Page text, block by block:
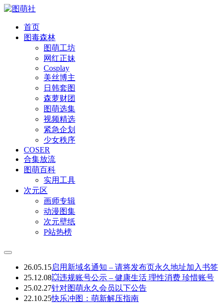
首页
图毒森林
图萌工坊
网红正妹
Cosplay
美丝博主
日韩套图
森萝财团
图萌选集
视频精选
紧急企划
少女秩序
COSER
合集放流
图萌百科
实用工具
次元区
画师专辑
动漫图集
次元壁纸
P站热榜
26.05.15启用新域名通知 – 请将发布页永久地址加入书签
25.12.08💥违规账号公示 – 健康生活 理性消费 珍惜账号
25.02.27针对图萌永久会员以下公告
22.10.25快乐冲图：萌新解压指南